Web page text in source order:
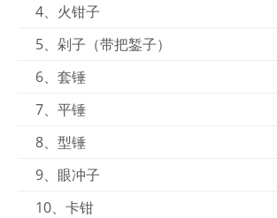
4、火钳子
5、剁子（带把錾子）
6、套锤
7、平锤
8、型锤
9、眼冲子
10、卡钳